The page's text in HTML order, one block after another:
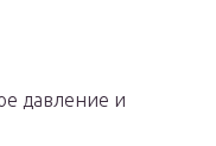
давление и